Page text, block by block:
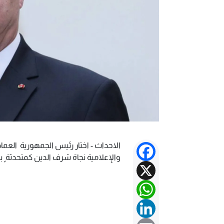
Facebook
X
WhatsApp
LinkedIn
Email
الاحداث - اختار رئيس الجمهورية
والإعلامية نجاة شرف الدين كمتحدثة